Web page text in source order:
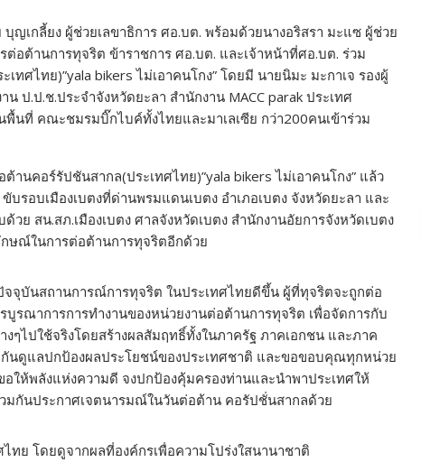
เกลี้ยง ผู้ช่วยเลขาธิการ ศอ.บต. พร้อมด้วยนางอริสรา มะแซ ผู้ช่วย
อต้านการทุจริต ข้าราชการ ศอ.บต. และเจ้าหน้าที่ศอ.บต. ร่วม
ศไทย)”yala bikers ไม่เอาคนโกง” โดยมี นายนิมะ มะกาเจ รองผู้
ป.ป.ช.ประจำจังหวัดยะลา สำนักงาน MACC parak ประเทศ
พื้นที่ คณะชมรมบิ๊กไบค์ทั้งไทยและมาเลเซีย กว่า200คนเข้าร่วม
นคอร์รัปชันสากล(ประเทศไทย)”yala bikers ไม่เอาคนโกง” แล้ว
รอบเมืองเบตงที่ด่านพรมแดนเบตง อำเภอเบตง จังหวัดยะลา และ
ย สน.สภ.เมืองเบตง ศาลจังหวัดเบตง สำนักงานอัยการจังหวัดเบตง
กษณ์ในการต่อต้านการทุจริตอีกด้วย
จจุบันสถานการณ์การทุจริต ในประเทศไทยดีขึ้น ผู้ที่ทุจริตจะถูกต่อ
รณาการการทำงานของหน่วยงานต่อต้านการทุจริต เพื่อจัดการกับ
ๆไปใช้จริงโดยสร้างผลสัมฤทธิ์ทั้งในภาครัฐ ภาคเอกชน และภาค
ดูแลปกป้องผลประโยชน์ของประเทศชาติ และขอขอบคุณทุกหน่วย
ให้พลังแห่งความดี จงปกป้องคุ้มครองท่านและนำพาประเทศให้
มกันประกาศเจตนารมณ์ในวันต่อต้าน คอรัปชั่นสากลด้วย
ย โดยดูจากผลที่องค์กรเพื่อความโปร่งใสนานาชาติ